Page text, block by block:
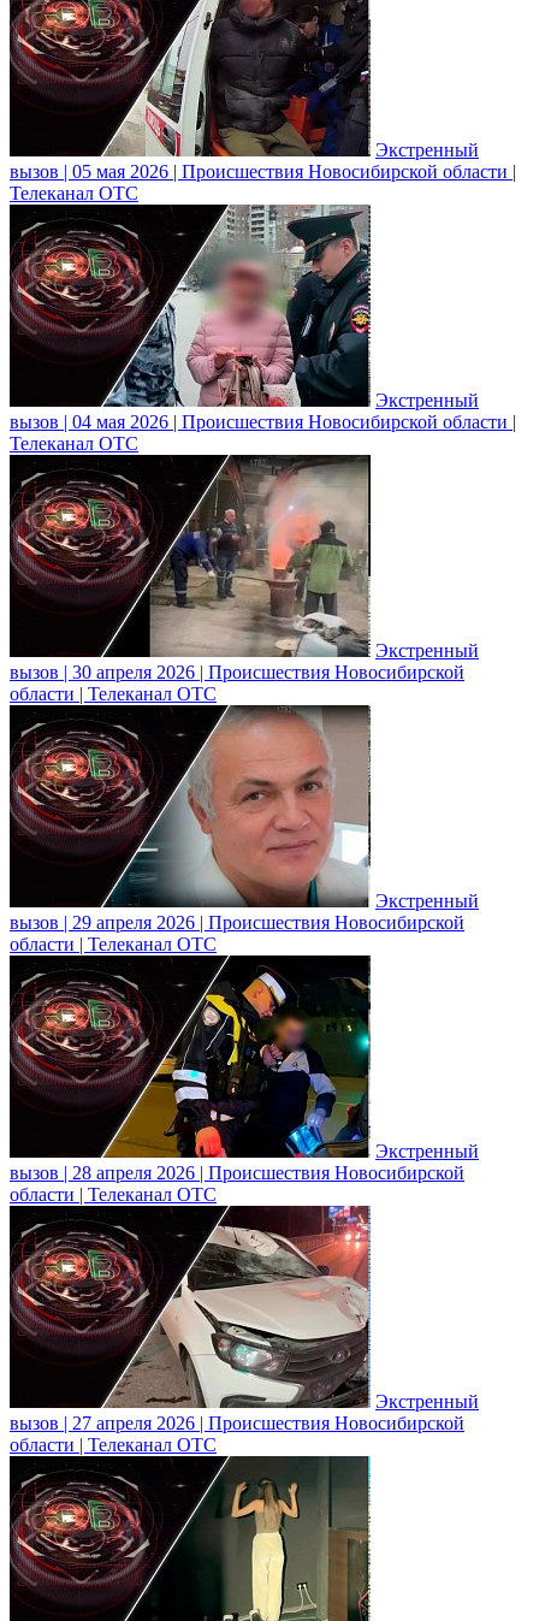
Экстренный
вызов | 05 мая 2026 | Происшествия Новосибирской области |
Телеканал ОТС
Экстренный
вызов | 04 мая 2026 | Происшествия Новосибирской области |
Телеканал ОТС
Экстренный
вызов | 30 апреля 2026 | Происшествия Новосибирской
области | Телеканал ОТС
Экстренный
вызов | 29 апреля 2026 | Происшествия Новосибирской
области | Телеканал ОТС
Экстренный
вызов | 28 апреля 2026 | Происшествия Новосибирской
области | Телеканал ОТС
Экстренный
вызов | 27 апреля 2026 | Происшествия Новосибирской
области | Телеканал ОТС